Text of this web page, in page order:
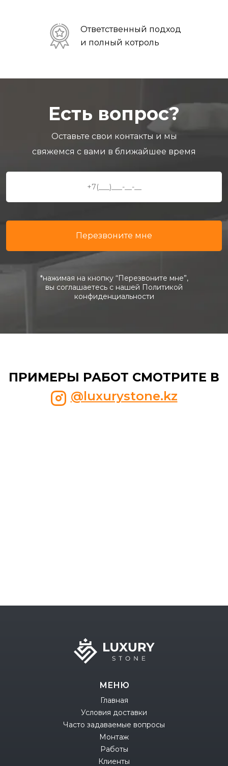
Ответственный подход
и полный котроль
Есть вопрос?
Оставьте свои контакты и мы
свяжемся с вами в ближайшее время
*нажимая на кнопку “Перезвоните мне”,
вы соглашаетесь с нашей Политикой
конфиденциальности
ПРИМЕРЫ РАБОТ СМОТРИТЕ В
@luxurystone.kz
МЕНЮ
Главная
Условия доставки
Часто задаваемые вопросы
Монтаж
Работы
Клиенты